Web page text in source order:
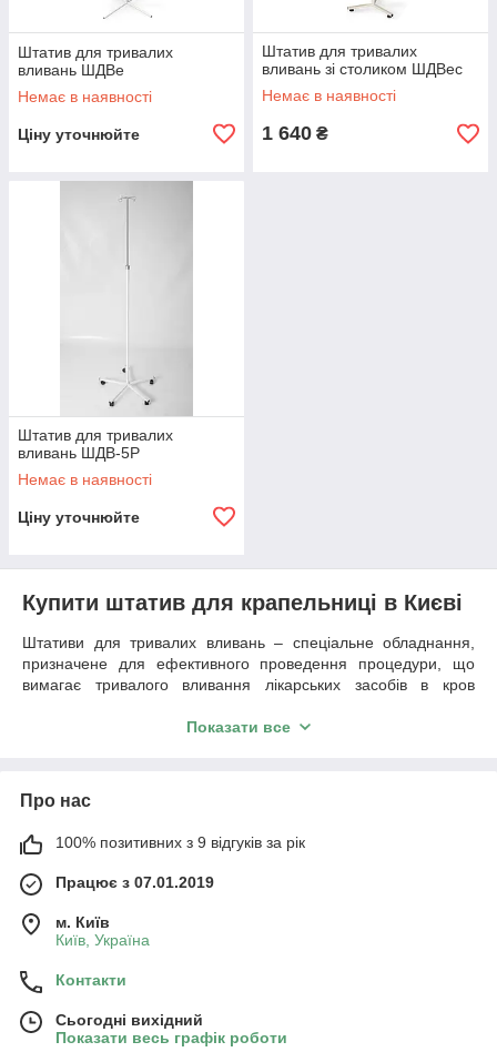
Штатив для тривалих
вливань ШДВе
Немає в наявності
Ціну уточнюйте
Штатив для тривалих
вливань зі столиком ШДВес
Немає в наявності
1 640 ₴
Штатив для тривалих
вливань ШДВ-5Р
Немає в наявності
Ціну уточнюйте
Купити штатив для крапельниці в Києві
Штативи для тривалих вливань – спеціальне обладнання,
призначене для ефективного проведення процедури, що
вимагає тривалого вливання лікарських засобів в кров
Характеристики штативів для вливань
штативи
зафіксувати пакети з ін'єкціями.
Штативи оснащують колесами, щоб полегшити процес
придбати за вигідноюціні в Києві
·
для опромінювача;
для тривалих вливань;
·
·
універсальні.
Показати все
Про нас
100% позитивних з 9 відгуків за рік
Працює з 07.01.2019
м. Київ
Київ, Україна
Контакти
Сьогодні вихідний
Показати весь графік роботи